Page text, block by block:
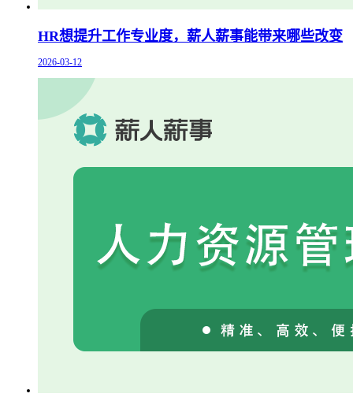
HR想提升工作专业度，薪人薪事能带来哪些改变
2026-03-12